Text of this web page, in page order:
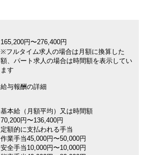
165,200円〜276,400円
※フルタイム求人の場合は月額に換算した
額、パート求人の場合は時間額を表示してい
ます
給与報酬の詳細
基本給（月額平均）又は時間額
70,200円〜136,400円
定額的に支払われる手当
作業手当45,000円〜50,000円
安全手当10,000円〜10,000円